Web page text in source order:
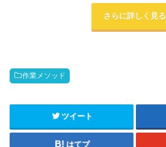
さらに詳しく見る
作業メソッド
ツイート
はてブ